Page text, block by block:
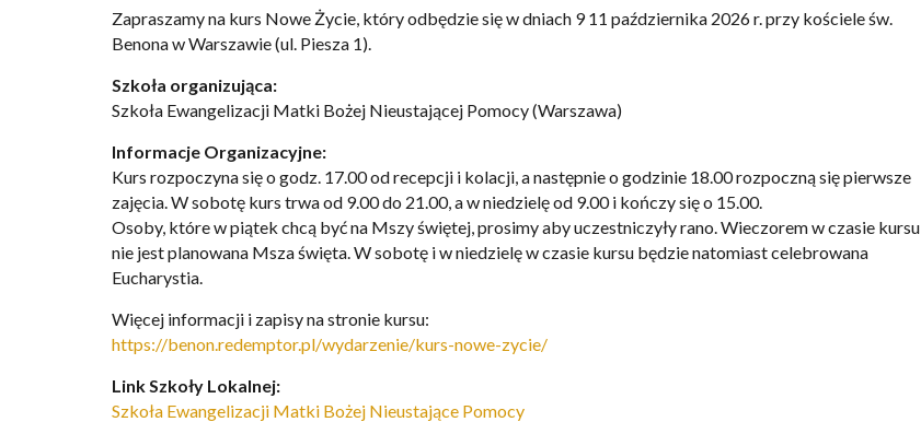
Zapraszamy na kurs Nowe Życie, który odbędzie się w dniach 9 11 października 2026 r. przy kościele św.
Benona w Warszawie (ul. Piesza 1).
Szkoła organizująca:
Szkoła Ewangelizacji Matki Bożej Nieustającej Pomocy (Warszawa)
Informacje Organizacyjne:
Kurs rozpoczyna się o godz. 17.00 od recepcji i kolacji, a następnie o godzinie 18.00 rozpoczną się pierwsze
zajęcia. W sobotę kurs trwa od 9.00 do 21.00, a w niedzielę od 9.00 i kończy się o 15.00.
Osoby, które w piątek chcą być na Mszy świętej, prosimy aby uczestniczyły rano. Wieczorem w czasie kursu
nie jest planowana Msza święta. W sobotę i w niedzielę w czasie kursu będzie natomiast celebrowana
Eucharystia.
Więcej informacji i zapisy na stronie kursu:
https://benon.redemptor.pl/wydarzenie/kurs-nowe-zycie/
Link Szkoły Lokalnej:
Szkoła Ewangelizacji Matki Bożej Nieustające Pomocy